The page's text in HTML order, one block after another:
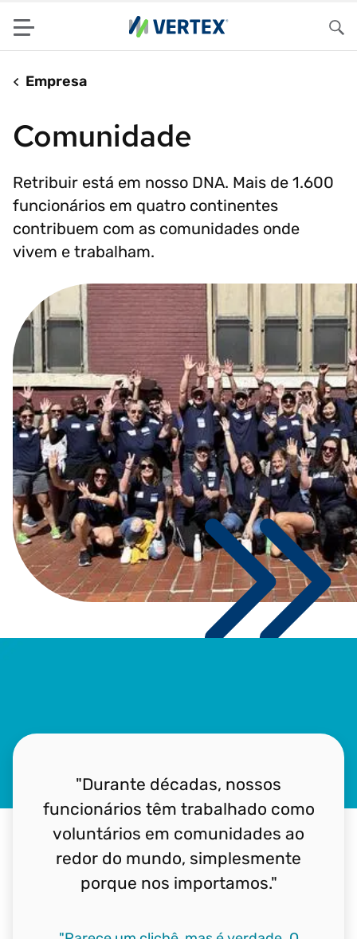
Menu
Empresa
Comunidade
Retribuir está em nosso DNA. Mais de 1.600
funcionários em quatro continentes
contribuem com as comunidades onde
vivem e trabalham.
"Durante décadas, nossos
funcionários têm trabalhado como
voluntários em comunidades ao
redor do mundo, simplesmente
porque nos importamos."